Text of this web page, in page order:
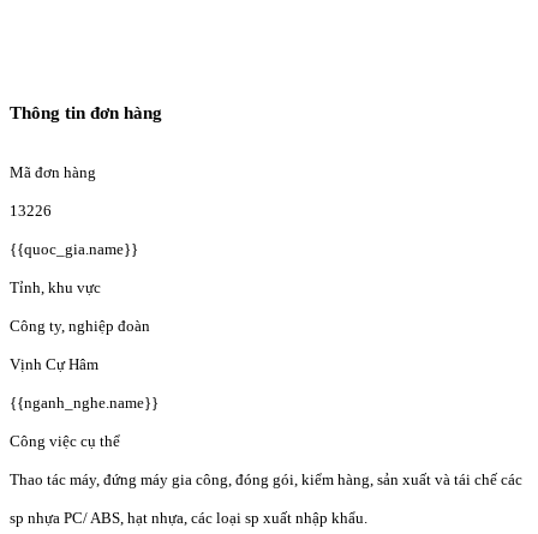
Thông tin đơn hàng
Mã đơn hàng
13226
{{quoc_gia.name}}
Tỉnh, khu vực
Công ty, nghiệp đoàn
Vịnh Cự Hâm
{{nganh_nghe.name}}
Công việc cụ thể
Thao tác máy, đứng máy gia công, đóng gói, kiểm hàng, sản xuất và tái chế các
sp nhựa PC/ ABS, hạt nhựa, các loại sp xuất nhập khẩu.